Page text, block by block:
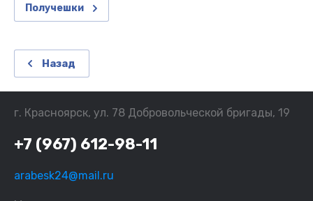
Получешки
Назад
г. Красноярск, ул. 78 Добровольческой бригады, 19
+7 (967) 612-98-11
arabesk24@mail.ru